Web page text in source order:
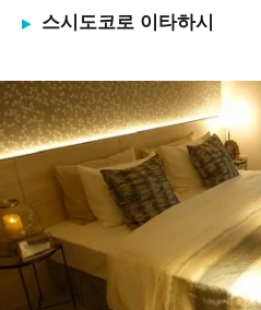
스시도코로 이타하시